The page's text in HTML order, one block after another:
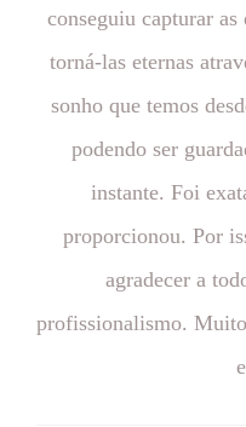
conseguiu capturar as
torná-las eternas
sonho que temos
podendo ser
instante. Foi
proporcionou. Por
agradecer a
profissionalismo.